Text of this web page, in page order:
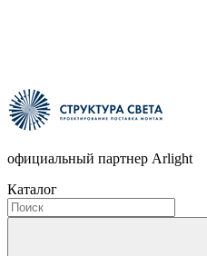
официальный партнер Arlight
Каталог